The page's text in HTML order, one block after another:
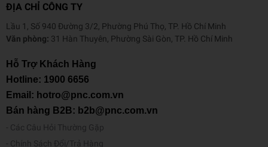
ĐỊA CHỈ CÔNG TY
Lầu 1, Số 940 Đường 3/2, Phường Phú Thọ, TP. Hồ Chí Minh
Văn phòng: 31 Hàn Thuyên, Phường Sài Gòn, TP. Hồ Chí Minh
Hỗ Trợ Khách Hàng
Hotline: 1900 6656
Email: hotro@pnc.com.vn
Bán hàng B2B: b2b@pnc.com.vn
Các Câu Hỏi Thường Gặp
Chính Sách Đổi/Trả Hàng